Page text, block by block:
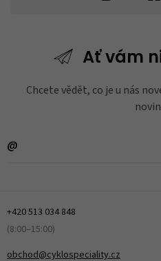
Ať vám
Chcete vědět, co je u nás
+420 513 034 848
(8:00–15:00)
obchod@cyklospeciality.cz